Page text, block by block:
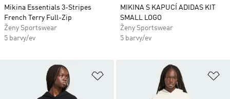
Mikina Essentials 3-Stripes
French Terry Full-Zip
Ženy Sportswear
5 barvy/ev
MIKINA S KAPUCÍ ADIDAS KIT
SMALL LOGO
Ženy Sportswear
5 barvy/ev
Přidat do seznamu přání